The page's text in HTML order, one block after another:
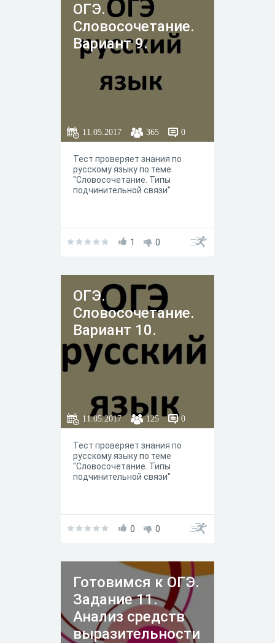
ОГЭ.
Словосочетание.
Вариант 9.
11.05.2017 365 0
Тест проверяет знания по
русскому языку по теме
"Словосочетание. Типы
подчинительной связи"
1 0
ОГЭ.
Словосочетание.
Вариант 10.
11.05.2017 125 0
Тест проверяет знания по
русскому языку по теме
"Словосочетание. Типы
подчинительной связи"
0 0
Готовимся к ОГЭ.
Задание 11.
Анализ средств
выразительности